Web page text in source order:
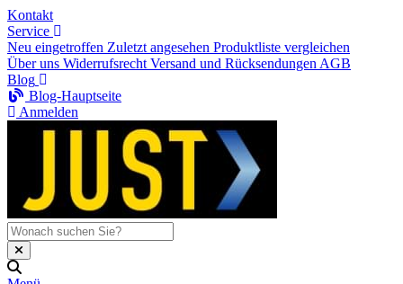
Kontakt
Service
Neu eingetroffen Zuletzt angesehen Produktliste vergleichen
Über uns Widerrufsrecht Versand und Rücksendungen AGB
Blog
Blog-Hauptseite
Anmelden